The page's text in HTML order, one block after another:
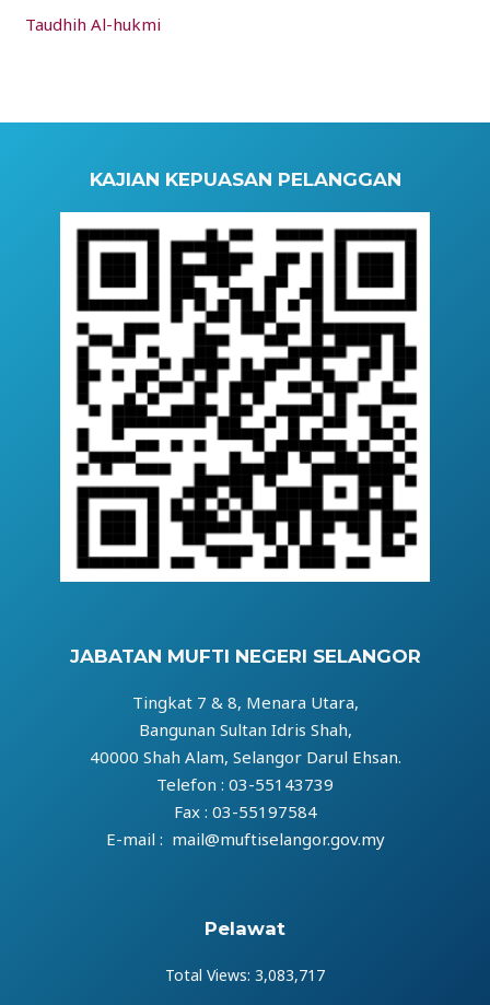
Taudhih Al-hukmi
KAJIAN KEPUASAN PELANGGAN
JABATAN MUFTI NEGERI SELANGOR
Tingkat 7 & 8, Menara Utara,
Bangunan Sultan Idris Shah,
40000 Shah Alam, Selangor Darul Ehsan.
Telefon : 03-55143739
Fax : 03-55197584
E-mail : mail@muftiselangor.gov.my
Pelawat
Total Views: 3,083,717